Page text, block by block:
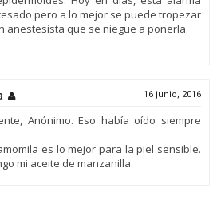
pero a lo mejor se puede tropezar
anestesista que se niegue a ponerla.
16 junio, 2016
Anónimo. Eso había oído siempre
es lo mejor para la piel sensible.
mi aceite de manzanilla.